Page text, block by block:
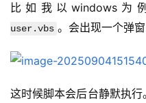
比如我以windows为
user.vbs 。会出现一个弹
这时候脚本会后台静默执